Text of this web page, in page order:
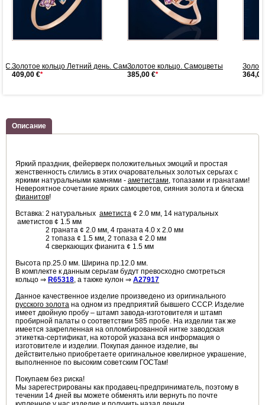
С...Золотое кольцо Летний день. Сам...
409,00 €*
Золотое кольцо. Самоцветы
385,00 €*
Описание
Яркий праздник, фейерверк положительных эмоций и простая
женственность слились в этих очаровательных золотых серьгах с
яркими натуральными камнями - аметистами, топазами и гранатами!
Невероятное сочетание ярких самоцветов, сияния золота и блеска
фианитов!
Вставка: 2 натуральных аметиста ¢ 2.0 мм, 14 натуральных
аметистов ¢ 1.5 мм
2 граната ¢ 2.0 мм, 4 граната 4.0 х 2.0 мм
2 топаза ¢ 1.5 мм, 2 топаза ¢ 2.0 мм
4 сверкающих фианита ¢ 1.5 мм
Высота пр.25.0 мм. Ширина пр.12.0 мм.
В комплекте к данным серьгам будут превосходно смотреться
кольцо ⇒ R65318, а также кулон ⇒ A27917
Данное качественное изделие произведено из оригинального
русского золота на одном из предприятий бывшего СССР. Изделие
имеет двойную пробу – штамп завода-изготовителя и штамп
пробирной палаты о соответствии 585 пробе. На изделии так же
имеется закрепленная на опломбированной нитке заводская
этикетка-сертификат, на которой указана вся информация о
изготовителе и изделии. Покупая данное изделие, вы
действительно приобретаете оригинальное ювелирное украшение,
выполненное по высоким советским ГОСТам!
Покупаем без риска!
Мы зарегестрированы как продавец-предприниматель, поэтому в
течении 14 дней вы можете обменять или вернуть по почте